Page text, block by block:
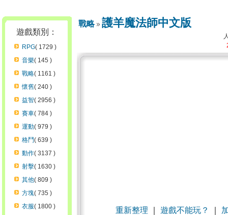
遊戲類別：
RPG( 1729 )
音樂( 145 )
戰略( 1161 )
懷舊( 240 )
益智( 2956 )
賽車( 784 )
運動( 979 )
格鬥( 639 )
動作( 3137 )
射擊( 1630 )
其他( 809 )
方塊( 735 )
衣服( 1800 )
戰略 護羊魔法師中文版
重新整理 ｜遊戲不能玩？